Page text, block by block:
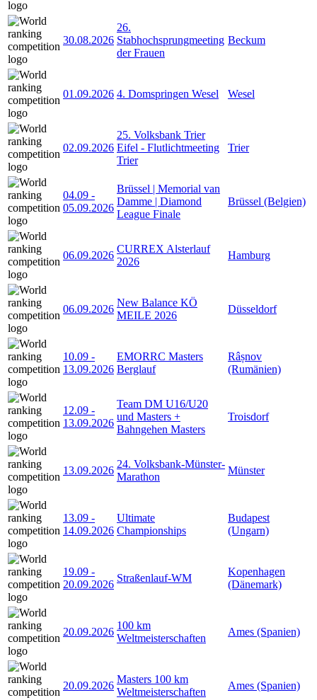
30.08.2026
26.
Stabhochsprungmeeting
der Frauen
Beckum
01.09.2026 4. Domspringen Wesel Wesel
02.09.2026
25. Volksbank Trier
Eifel - Flutlichtmeeting
Trier
Trier
04.09 -
05.09.2026
Brüssel | Memorial van
Damme | Diamond
League Finale
Brüssel (Belgien)
06.09.2026
CURREX Alsterlauf
2026
Hamburg
06.09.2026
New Balance KÖ
MEILE 2026
Düsseldorf
10.09 -
13.09.2026
EMORRC Masters
Berglauf
Râșnov
(Rumänien)
12.09 -
13.09.2026
Team DM U16/U20
und Masters +
Bahngehen Masters
Troisdorf
13.09.2026
24. Volksbank-Münster-
Marathon
Münster
13.09 -
14.09.2026
Ultimate
Championships
Budapest
(Ungarn)
19.09 -
20.09.2026
Straßenlauf-WM
Kopenhagen
(Dänemark)
20.09.2026
100 km
Weltmeisterschaften
Ames (Spanien)
20.09.2026
Masters 100 km
Weltmeisterschaften
Ames (Spanien)